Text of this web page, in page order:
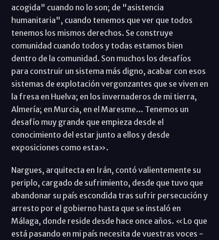
acogida" cuando no lo son; de "asistencia
humanitaria", cuando tenemos que ver que todos
tenemos los mismos derechos. Se construye
comunidad cuando todos y todas estamos bien
dentro de la comunidad. Son muchos los desafíos
para construir un sistema más digno, acabar con esos
sistemas de explotación vergonzantes que se viven en
la fresa en Huelva; en los invernaderos de mi tierra,
Almería; en Murcia, en el Maresme... Tenemos un
desafío muy grande que empieza desde el
conocimiento del estar junto a ellos y desde
exposiciones como esta».
Nargues, arquitecta en Irán, contó valientemente su
periplo, cargado de sufrimiento, desde que tuvo que
abandonar su país escondida tras sufrir persecución y
arresto por el gobierno hasta que se instaló en
Málaga, donde reside desde hace once años. «Lo que
está pasando en mi país necesita de vuestras voces -